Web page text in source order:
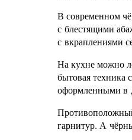
В современном
с блестящими
с вкраплениями
На кухне можно
бытовая техника
оформленными в
гарнитур. А